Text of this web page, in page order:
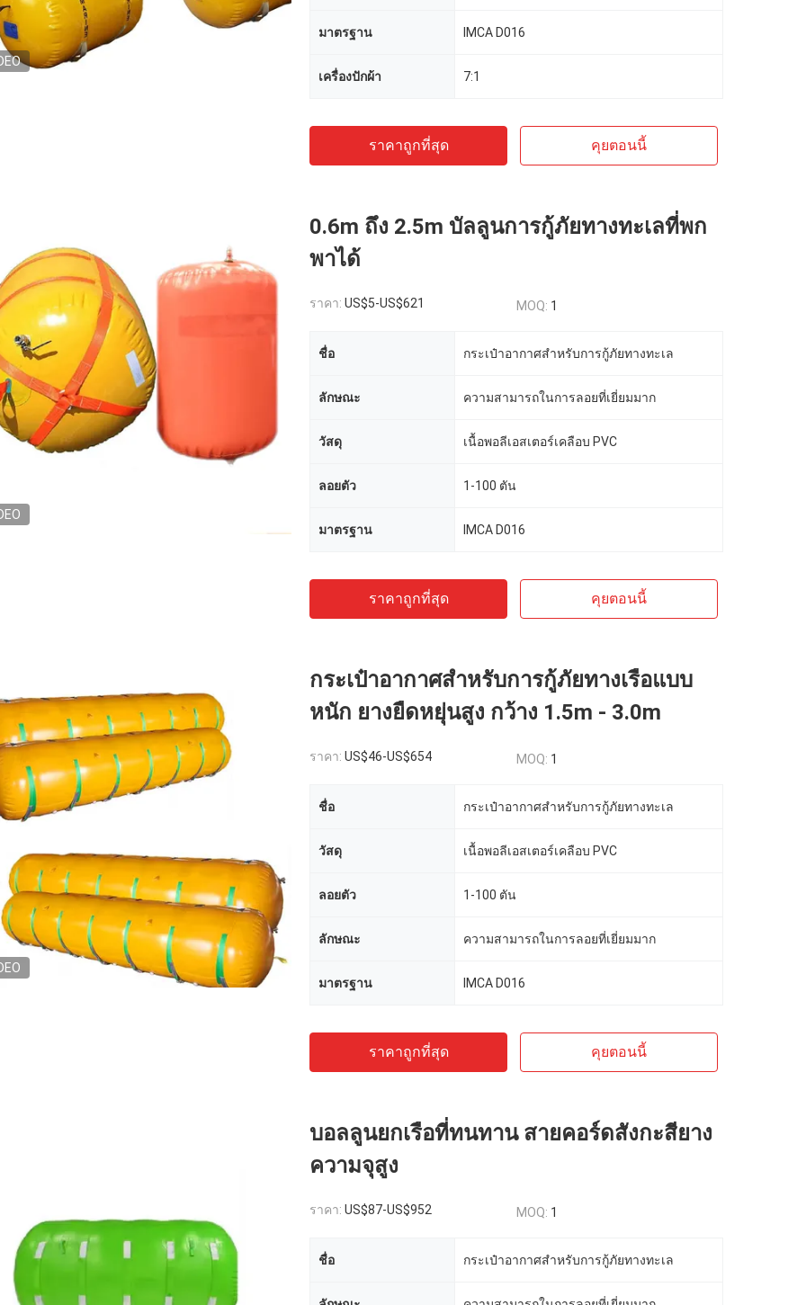
มาตรฐาน IMCA D016
เครื่องปักผ้า 7:1
ราคาถูกที่สุด คุยตอนนี้
0.6m ถึง 2.5m บัลลูนการกู้ภัยทางทะเลที่พก
พาได้
ราคา: US$5-US$621 MOQ: 1
ชื่อ กระเป๋าอากาศสําหรับการกู้ภัยทางทะเล
ลักษณะ ความสามารถในการลอยที่เยี่ยมมาก
วัสดุ เนื้อพอลีเอสเตอร์เคลือบ PVC
ลอยตัว 1-100 ตัน
มาตรฐาน IMCA D016
ราคาถูกที่สุด คุยตอนนี้
กระเป๋าอากาศสําหรับการกู้ภัยทางเรือแบบ
หนัก ยางยืดหยุ่นสูง กว้าง 1.5m - 3.0m
ราคา: US$46-US$654 MOQ: 1
ชื่อ กระเป๋าอากาศสําหรับการกู้ภัยทางทะเล
วัสดุ เนื้อพอลีเอสเตอร์เคลือบ PVC
ลอยตัว 1-100 ตัน
ลักษณะ ความสามารถในการลอยที่เยี่ยมมาก
มาตรฐาน IMCA D016
ราคาถูกที่สุด คุยตอนนี้
บอลลูนยกเรือที่ทนทาน สายคอร์ดสังกะสียาง
ความจุสูง
ราคา: US$87-US$952 MOQ: 1
ชื่อ กระเป๋าอากาศสําหรับการกู้ภัยทางทะเล